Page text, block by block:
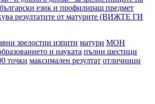
език и профилиращ предмет
резултатите от матурите (ВИЖТЕ ГИ
зрелостни изпити матури МОН
и науката пълни шестици
точки максимален резултат отличници